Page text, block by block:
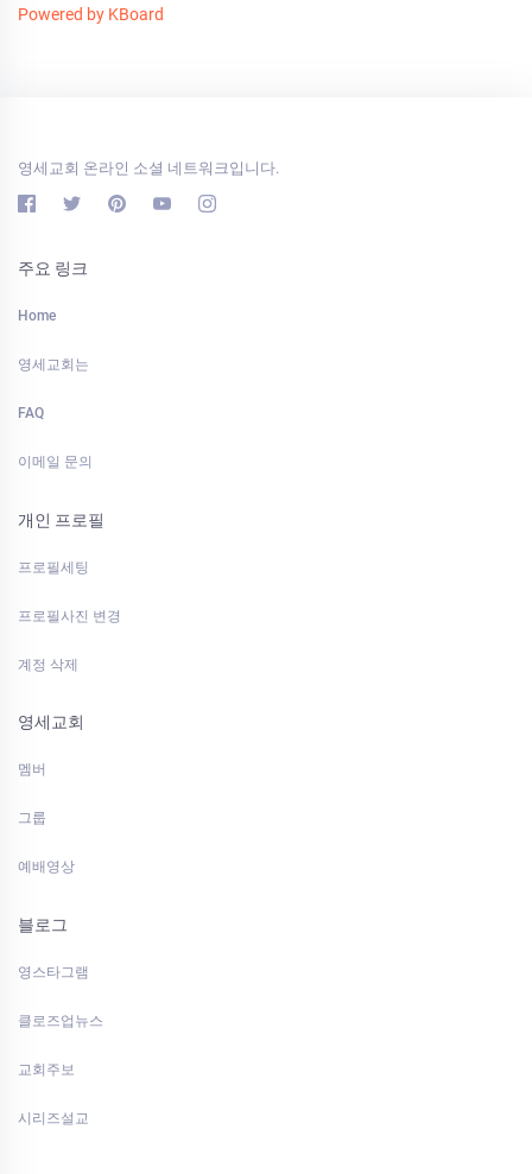
Powered by KBoard
영세교회 온라인 소셜 네트워크입니다.
주요 링크
Home
영세교회는
FAQ
이메일 문의
개인 프로필
프로필세팅
프로필사진 변경
계정 삭제
영세교회
멤버
그룹
예배영상
블로그
영스타그램
클로즈업뉴스
교회주보
시리즈설교